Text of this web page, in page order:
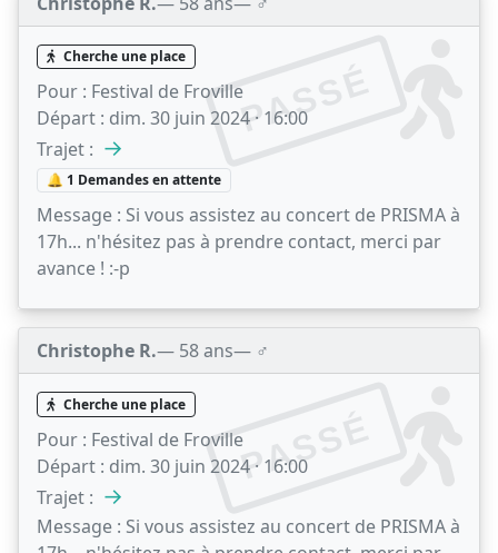
PASSÉ
Cherche une place
Pour : Festival de Froville
Départ : dim. 30 juin 2024 · 16:00
Trajet : →
🔔 1 Demandes en attente
Message : Si vous assistez au concert de PRISMA à
17h... n'hésitez pas à prendre contact, merci par
avance ! :-p
Christophe R.— 58 ans— ♂️
PASSÉ
Cherche une place
Pour : Festival de Froville
Départ : dim. 30 juin 2024 · 16:00
Trajet : →
Message : Si vous assistez au concert de PRISMA à